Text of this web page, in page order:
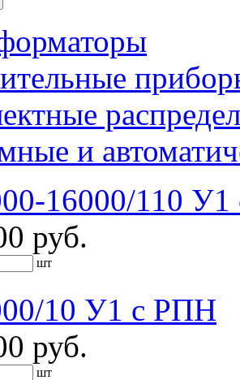
и
16000/110
руб.
шт
10 У1 с РПН
руб.
шт